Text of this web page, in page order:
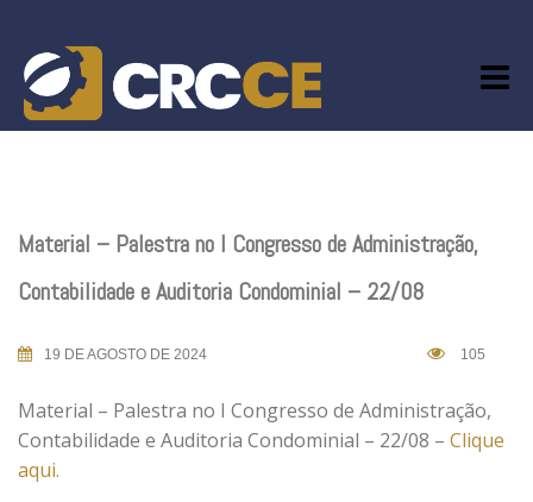
content
Material – Palestra no I Congresso de Administração,
Contabilidade e Auditoria Condominial – 22/08
19 DE AGOSTO DE 2024 105
Material – Palestra no I Congresso de Administração,
Contabilidade e Auditoria Condominial – 22/08 – Clique
aqui.